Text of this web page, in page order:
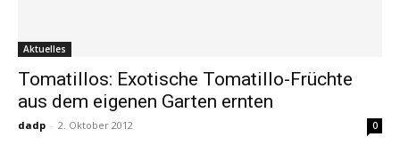
Aktuelles
Tomatillos: Exotische Tomatillo-Früchte
aus dem eigenen Garten ernten
dadp - 2. Oktober 2012 0